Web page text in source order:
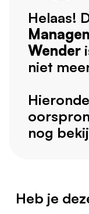
Helaas!
Wender
niet
nog
Heb je